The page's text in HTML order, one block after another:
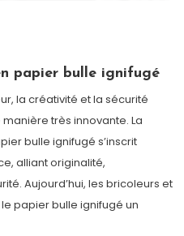
papier bulle ignifugé
la créativité et la sécurité
très innovante. La
bulle ignifugé s’inscrit
alliant originalité,
Aujourd’hui, les bricoleurs et
papier bulle ignifugé un